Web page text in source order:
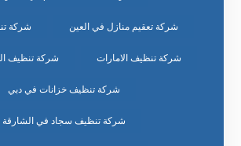
شركة تعقيم منازل في العين شركة
شركة تنظيف الامارات شركة تنظيف
شركة تنظيف خزانات في دبي
شركة تنظيف سجاد في الشارقة